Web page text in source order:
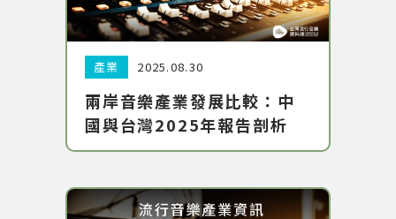
分類:
產業 日期:
2025.08.30
兩岸音樂產業發展比較：中
國與台灣2025年報告剖析